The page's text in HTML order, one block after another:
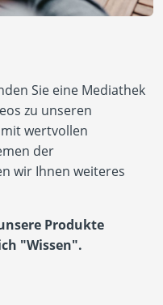
Sie eine Mediathek
zu unseren
wertvollen
der
wir Ihnen weiteres
Produkte
"Wissen".